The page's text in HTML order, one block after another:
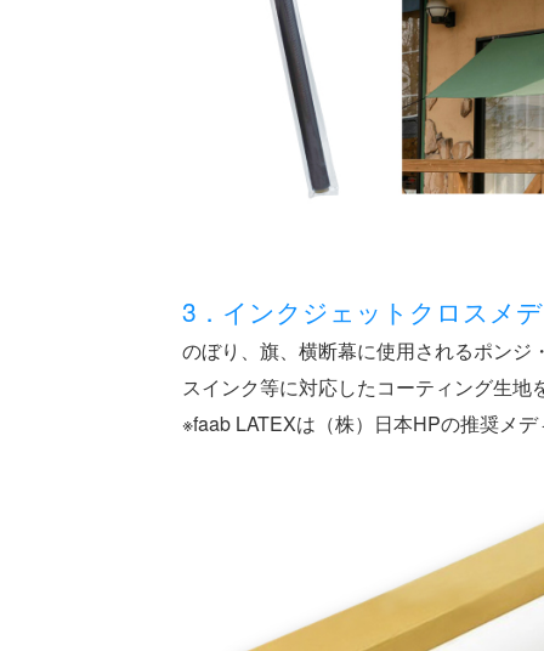
3．インクジェットクロスメ
のぼり、旗、横断幕に使用されるポン
スインク等に対応したコーティング生地
※faab LATEXは（株）日本HPの推奨メ